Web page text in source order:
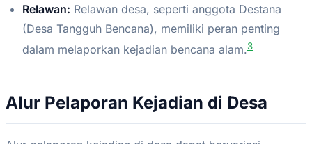
Relawan: Relawan desa, seperti anggota Destana
(Desa Tangguh Bencana), memiliki peran penting
dalam melaporkan kejadian bencana alam.3
Alur Pelaporan Kejadian di Desa